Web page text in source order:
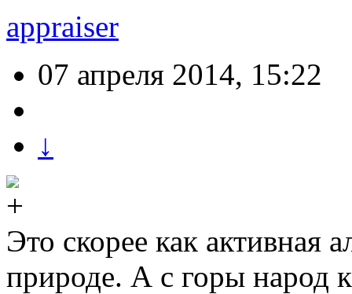
appraiser
07 апреля 2014, 15:22
↓
Это скорее как активная
природе. А с горы народ